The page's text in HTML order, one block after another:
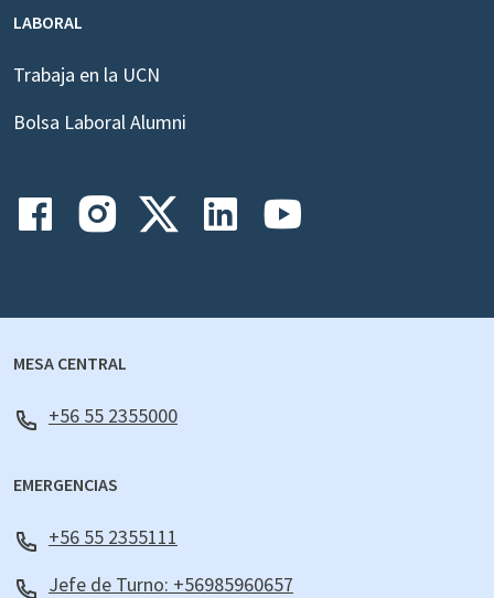
LABORAL
Trabaja en la UCN
Bolsa Laboral Alumni
MESA CENTRAL
+56 55 2355000
EMERGENCIAS
+56 55 2355111
Jefe de Turno: +56985960657